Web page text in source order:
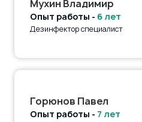
Мухин Владимир
Опыт работы - 6 лет
Дезинфектор специалист
Горюнов Павел
Опыт работы - 7 лет